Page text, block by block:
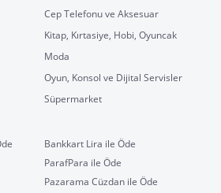
Cep Telefonu ve Aksesuar
Kitap, Kırtasiye, Hobi, Oyuncak
Moda
Oyun, Konsol ve Dijital Servisler
Süpermarket
Bankkart Lira ile Öde
ParafPara ile Öde
Pazarama Cüzdan ile Öde